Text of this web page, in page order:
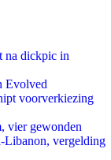
na dickpic in
Evolved
voorverkiezing
vier gewonden
Libanon, vergelding